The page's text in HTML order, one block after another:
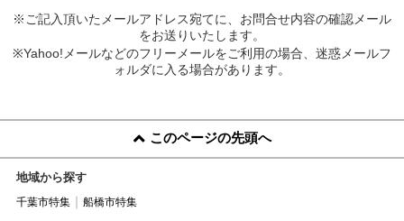
※ご記入頂いたメールアドレス宛てに、お問合せ内容の確認メール
をお送りいたします。
※Yahoo!メールなどのフリーメールをご利用の場合、迷惑メールフ
ォルダに入る場合があります。
このページの先頭へ
地域から探す
千葉市特集 船橋市特集